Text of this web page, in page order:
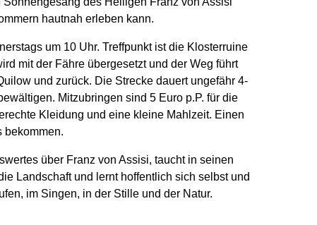
hautnah erleben kann.
um 10 Uhr. Treffpunkt ist die Klosterruine
mit der Fähre übergesetzt und der Weg führt
und zurück. Die Strecke dauert ungefähr 4-
Mitzubringen sind 5 Euro p.P. für die
Kleidung und eine kleine Mahlzeit. Einen
bekommen.
über Franz von Assisi, taucht in seinen
Landschaft und lernt hoffentlich sich selbst und
im Singen, in der Stille und der Natur.